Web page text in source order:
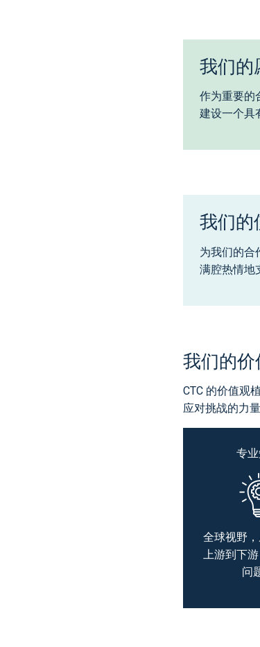
我们的
作为重要的
建设一个具
我们的
为我们的合
满腔热情地
我们的价
CTC 的价值观
应对挑战的力
专
全球视野
上游到下
问